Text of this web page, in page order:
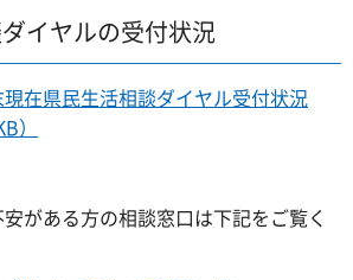
イヤルの受付状況
在県民生活相談ダイヤル受付状況
）
がある方の相談窓口は下記をご覧く